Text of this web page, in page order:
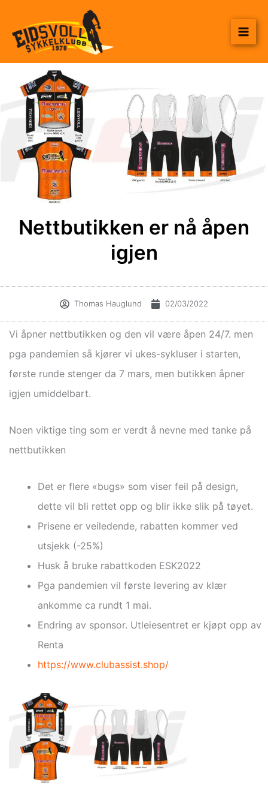
innholdet
innholdet
Nettbutikken er nå åpen
igjen
Thomas Hauglund 02/03/2022
Vi åpner nettbutikken og den vil være åpen 24/7. men
pga pandemien så kjører vi ukes-sykluser i starten,
første runde stenger da 7 mars, men butikken åpner
igjen umiddelbart.
Noen viktige ting som er verdt å nevne med tanke på
nettbutikken
Det er flere «bugs» som viser feil på design,
dette vil bli rettet opp og blir ikke slik på tøyet.
Prisene er veiledende, rabatten kommer ved
utsjekk (-25%)
Husk å bruke rabattkoden ESK2022
Pga pandemien vil første levering av klær
ankomme ca rundt 1 mai.
Endring av sponsor. Utleiesentret er kjøpt opp av
Renta
https://www.clubassist.shop/